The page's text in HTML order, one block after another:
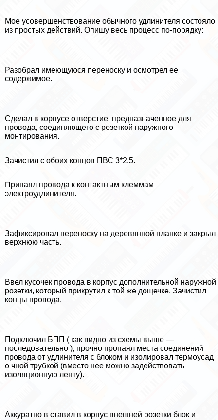
Мое усовершенствование обычного удлинителя состояло
из простых действий. Опишу весь процесс по-порядку:
Разобрал имеющуюся переноску и осмотрел ее
содержимое.
Сделал в корпусе отверстие, предназначенное для
провода, соединяющего с розеткой наружного
монтирования.
Зачистил с обоих концов ПВС 3*2,5.
Припаял провода к контактным клеммам
электроудлинителя.
Зафиксировал переноску на деревянной планке и закрыл
верхнюю часть.
Ввел кусочек провода в корпус дополнительной наружной
розетки, который прикрутил к той же дощечке. Зачистил
концы провода.
Подключил БПП ( как видно из схемы выше —
последовательно ), прочно пропаял места соединений
провода от удлинителя с блоком и изолировал термоусад
о чной трубкой (вместо нее можно задействовать
изоляционную ленту).
Аккуратно в ставил в корпус внешней розетки блок и